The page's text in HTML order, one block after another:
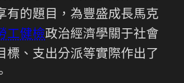
有的題目，為豐盛成長馬克
工健檢政治經濟學關于社會
標、支出分派等實際作出了